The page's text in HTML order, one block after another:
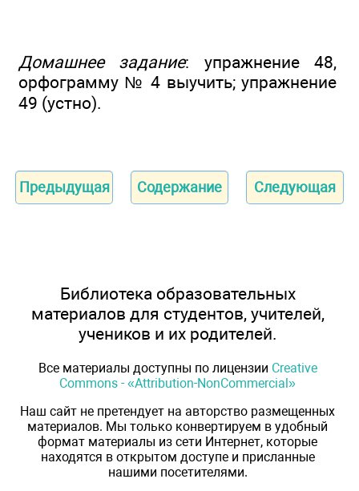
Домашнее задание: упражнение 48,
орфограмму № 4 выучить; упражнение
49 (устно).
Предыдущая Содержание Следующая
Библиотека образовательных
материалов для студентов, учителей,
учеников и их родителей.
Все материалы доступны по лицензии Creative
Commons - «Attribution-NonCommercial»
Наш сайт не претендует на авторство размещенных
материалов. Мы только конвертируем в удобный
формат материалы из сети Интернет, которые
находятся в открытом доступе и присланные
нашими посетителями.